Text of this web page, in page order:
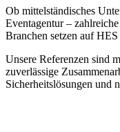
Ob mittelständisches
Eventagentur –
Branchen setzen auf
Unsere Referenzen sind
zuverlässige
Sicherheitslösungen und